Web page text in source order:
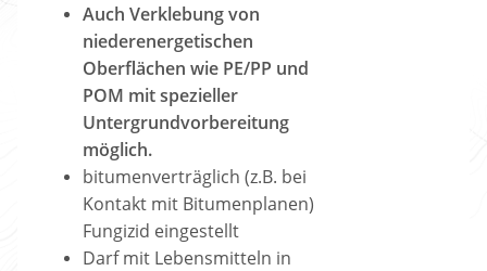
Auch Verklebung von
niederenergetischen
Oberflächen wie PE/PP und
POM mit spezieller
Untergrundvorbereitung
möglich.
bitumenverträglich (z.B. bei
Kontakt mit Bitumenplanen)
Fungizid eingestellt
Darf mit Lebensmitteln in